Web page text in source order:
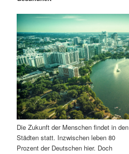
ä
r
e
n
I
n
h
n
d
ä
r
e
n
I
n
a
v
i
g
a
t
i
o
n
Die Zukunft der Menschen findet in den
Städten statt. Inzwischen leben 80
Prozent der Deutschen hier. Doch